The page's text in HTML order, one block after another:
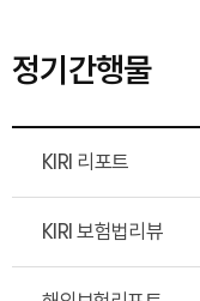
정기간행물
KIRI 리포트
KIRI 보험법리뷰